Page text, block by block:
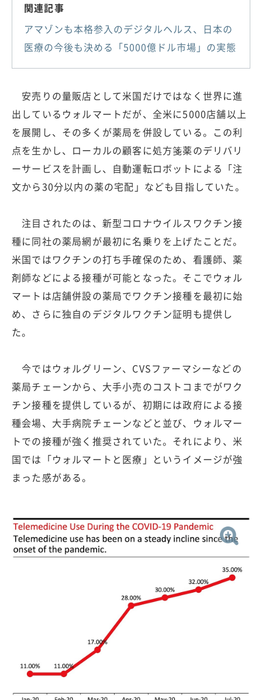
関連記事
アマゾンも本格参入のデジタルヘルス、日本の
医療の今後も決める「5000億ドル市場」の実態
安売りの量販店として米国だけではなく世界に進
出しているウォルマートだが、全米に5000店舗以上
を展開し、その多くが薬局を併設している。この利
点を生かし、ローカルの顧客に処方箋薬のデリバリ
ーサービスを計画し、自動運転ロボットによる「注
文から30分以内の薬の宅配」なども目指していた。
注目されたのは、新型コロナウイルスワクチン接
種に同社の薬局網が最初に名乗りを上げたことだ。
米国ではワクチンの打ち手確保のため、看護師、薬
剤師などによる接種が可能となった。そこでウォル
マートは店舗併設の薬局でワクチン接種を最初に始
め、さらに独自のデジタルワクチン証明も提供し
た。
今ではウォルグリーン、CVSファーマシーなどの
薬局チェーンから、大手小売のコストコまでがワク
チン接種を提供しているが、初期には政府による接
種会場、大手病院チェーンなどと並び、ウォルマー
トでの接種が強く推奨されていた。それにより、米
国では「ウォルマートと医療」というイメージが強
まった感がある。